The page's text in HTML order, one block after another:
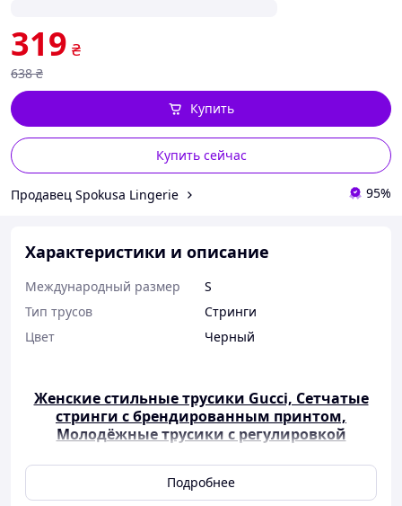
319 ₴
638 ₴
Купить сейчас
Купить
Продавец Spokusa Lingerie 95%
Характеристики и описание
Международный размер
S
Тип трусов
Стринги
Цвет
Черный
Женские стильные трусики Gucci, Сетчатые
стринги с брендированным принтом,
Молодёжные трусики с регулировкой
Трусики Gucci
Подробнее